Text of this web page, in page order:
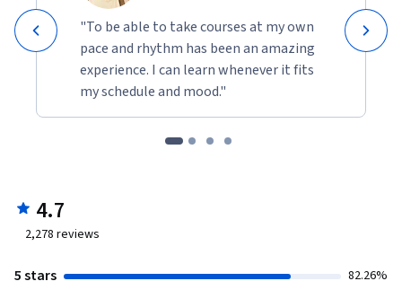
"To be able to take courses at my own
pace and rhythm has been an amazing
experience. I can learn whenever it fits
my schedule and mood."
4.7
2,278 reviews
5 stars 82.26%